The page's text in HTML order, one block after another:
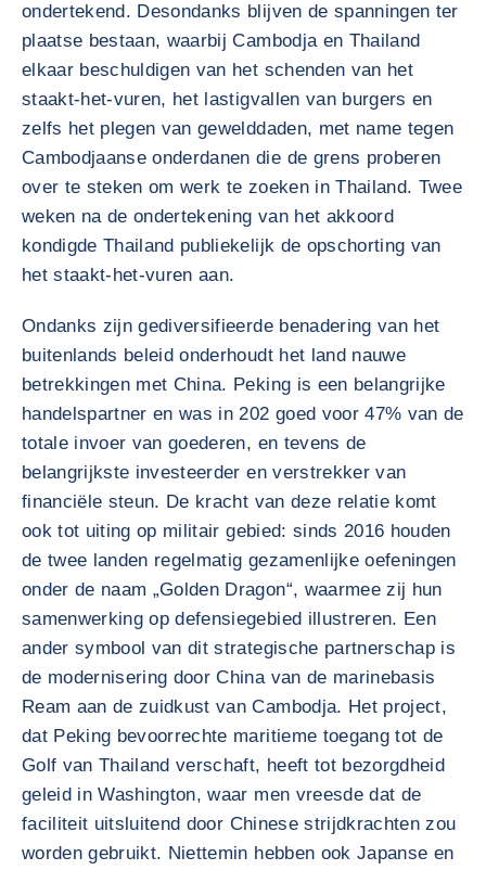
ondertekend. Desondanks blijven de spanningen ter
plaatse bestaan, waarbij Cambodja en Thailand
elkaar beschuldigen van het schenden van het
staakt-het-vuren, het lastigvallen van burgers en
zelfs het plegen van gewelddaden, met name tegen
Cambodjaanse onderdanen die de grens proberen
over te steken om werk te zoeken in Thailand. Twee
weken na de ondertekening van het akkoord
kondigde Thailand publiekelijk de opschorting van
het staakt-het-vuren aan.
Ondanks zijn gediversifieerde benadering van het
buitenlands beleid onderhoudt het land nauwe
betrekkingen met China. Peking is een belangrijke
handelspartner en was in 202 goed voor 47% van de
totale invoer van goederen, en tevens de
belangrijkste investeerder en verstrekker van
financiële steun. De kracht van deze relatie komt
ook tot uiting op militair gebied: sinds 2016 houden
de twee landen regelmatig gezamenlijke oefeningen
onder de naam „Golden Dragon“, waarmee zij hun
samenwerking op defensiegebied illustreren. Een
ander symbool van dit strategische partnerschap is
de modernisering door China van de marinebasis
Ream aan de zuidkust van Cambodja. Het project,
dat Peking bevoorrechte maritieme toegang tot de
Golf van Thailand verschaft, heeft tot bezorgdheid
geleid in Washington, waar men vreesde dat de
faciliteit uitsluitend door Chinese strijdkrachten zou
worden gebruikt. Niettemin hebben ook Japanse en